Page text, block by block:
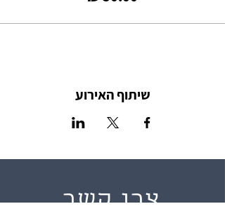
שיתוף האירוע
צרו קשר